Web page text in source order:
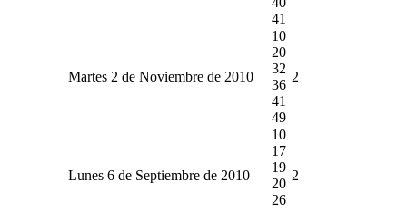
41
Martes 2 de Noviembre de 2010
10
20
32
36
41
49
2
Lunes 6 de Septiembre de 2010
10
17
19
20
26
2